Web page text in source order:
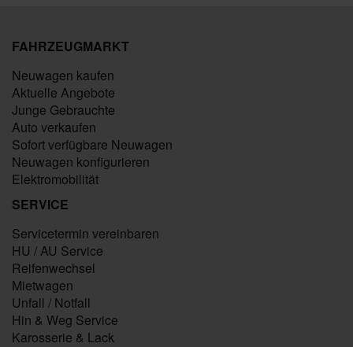
FAHRZEUGMARKT
Neuwagen kaufen
Aktuelle Angebote
Junge Gebrauchte
Auto verkaufen
Sofort verfügbare Neuwagen
Neuwagen konfigurieren
Elektromobilität
SERVICE
Servicetermin vereinbaren
HU / AU Service
Reifenwechsel
Mietwagen
Unfall / Notfall
Hin & Weg Service
Karosserie & Lack